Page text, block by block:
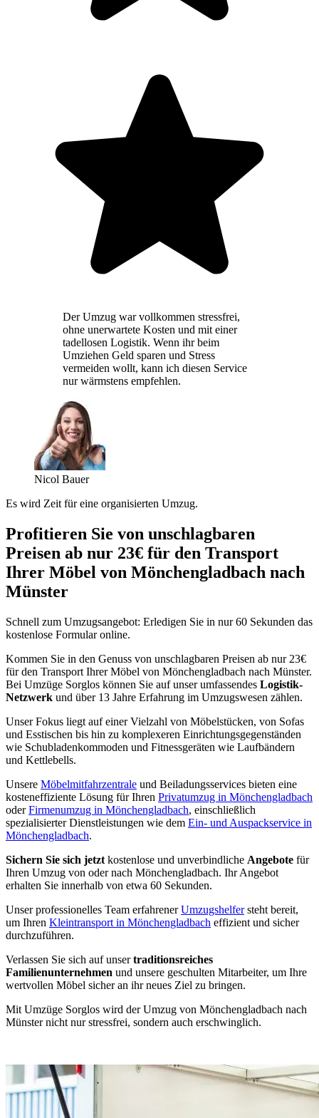
Der Umzug war vollkommen stressfrei,
ohne unerwartete Kosten und mit einer
tadellosen Logistik. Wenn ihr beim
Umziehen Geld sparen und Stress
vermeiden wollt, kann ich diesen Service
nur wärmstens empfehlen.
Nicol Bauer
Es wird Zeit für eine organisierten Umzug.
Profitieren Sie von unschlagbaren
Preisen ab nur 23€ für den Transport
Ihrer Möbel von Mönchengladbach nach
Münster
Schnell zum Umzugsangebot: Erledigen Sie in nur 60 Sekunden das
kostenlose Formular online.
Kommen Sie in den Genuss von unschlagbaren Preisen ab nur 23€
für den Transport Ihrer Möbel von Mönchengladbach nach Münster.
Bei Umzüge Sorglos können Sie auf unser umfassendes Logistik-
Netzwerk und über 13 Jahre Erfahrung im Umzugswesen zählen.
Unser Fokus liegt auf einer Vielzahl von Möbelstücken, von Sofas
und Esstischen bis hin zu komplexeren Einrichtungsgegenständen
wie Schubladenkommoden und Fitnessgeräten wie Laufbändern
und Kettlebells.
Unsere Möbelmitfahrzentrale und Beiladungsservices bieten eine
kosteneffiziente Lösung für Ihren Privatumzug in Mönchengladbach
oderFirmenumzug in Mönchengladbach, einschließlich
spezialisierter Dienstleistungen wie dem Ein- und Auspackservice in
Mönchengladbach.
Sichern Sie sich jetzt kostenlose und unverbindliche Angebote für
Ihren Umzug von oder nach Mönchengladbach. Ihr Angebot
erhalten Sie innerhalb von etwa 60 Sekunden.
Unser professionelles Team erfahrenerUmzugshelfersteht bereit,
um Ihren Kleintransport in Mönchengladbach effizient und sicher
durchzuführen.
Verlassen Sie sich auf unsertraditionsreiches
Familienunternehmen und unsere geschulten Mitarbeiter, um Ihre
wertvollen Möbel sicher an ihr neues Ziel zu bringen.
Mit Umzüge Sorglos wird der Umzug von Mönchengladbach nach
Münster nicht nur stressfrei, sondern auch erschwinglich.